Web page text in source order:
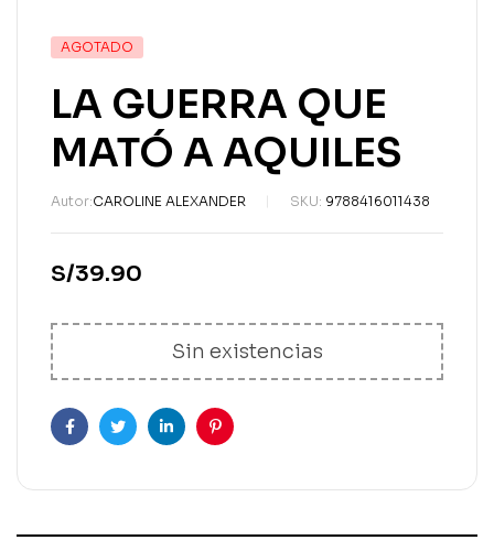
AGOTADO
LA GUERRA QUE
MATÓ A AQUILES
Autor:CAROLINE ALEXANDER SKU: 9788416011438
S/39.90
Sin existencias
FacebookGorjeoLinkedInPinterest